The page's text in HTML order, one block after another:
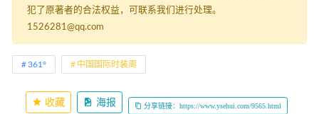
犯了原著者的合法权益，可联系我们进行处理。
1526281@qq.com
361° 中国国际时装周
收藏 海报 分享链接：https://www.ysehui.com/9565.html